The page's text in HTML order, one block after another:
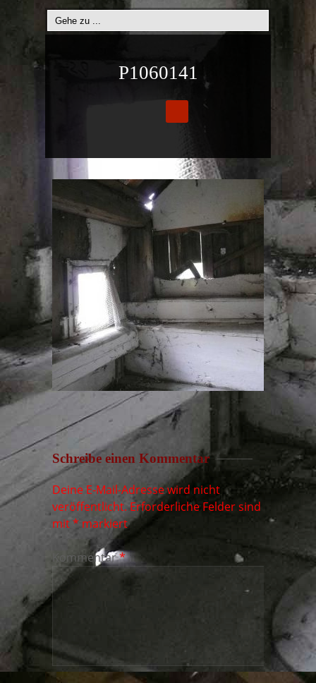
P1060141
Schreibe einen Kommentar
Deine E-Mail-Adresse wird nicht
veröffentlicht. Erforderliche Felder sind
mit* markiert
Kommentar*